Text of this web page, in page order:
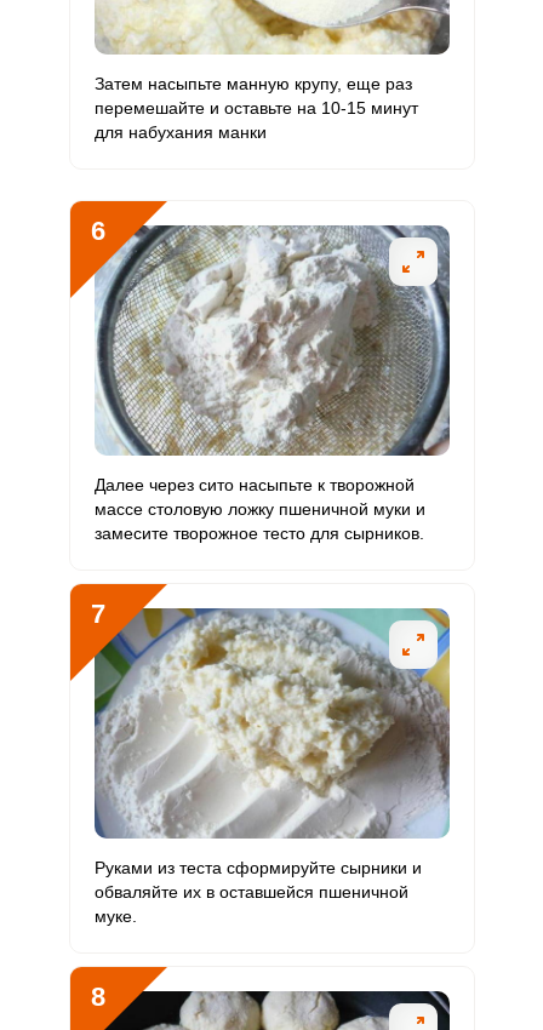
Цинк 3.8 мг 12 мг 3.6 7.9
Бор 46.9 мкг 1200 мкг 0.4 1
Ванадий 91.4 мкг 20 мкг
Затем насыпьте манную крупу, еще раз
перемешайте и оставьте на 10-15 минут
для набухания манки
6
Далее через сито насыпьте к творожной
массе столовую ложку пшеничной муки и
замесите творожное тесто для сырников.
7
Руками из теста сформируйте сырники и
обваляйте их в оставшейся пшеничной
муке.
8
ОТПРАВИТЬ СООБЩЕНИЕ